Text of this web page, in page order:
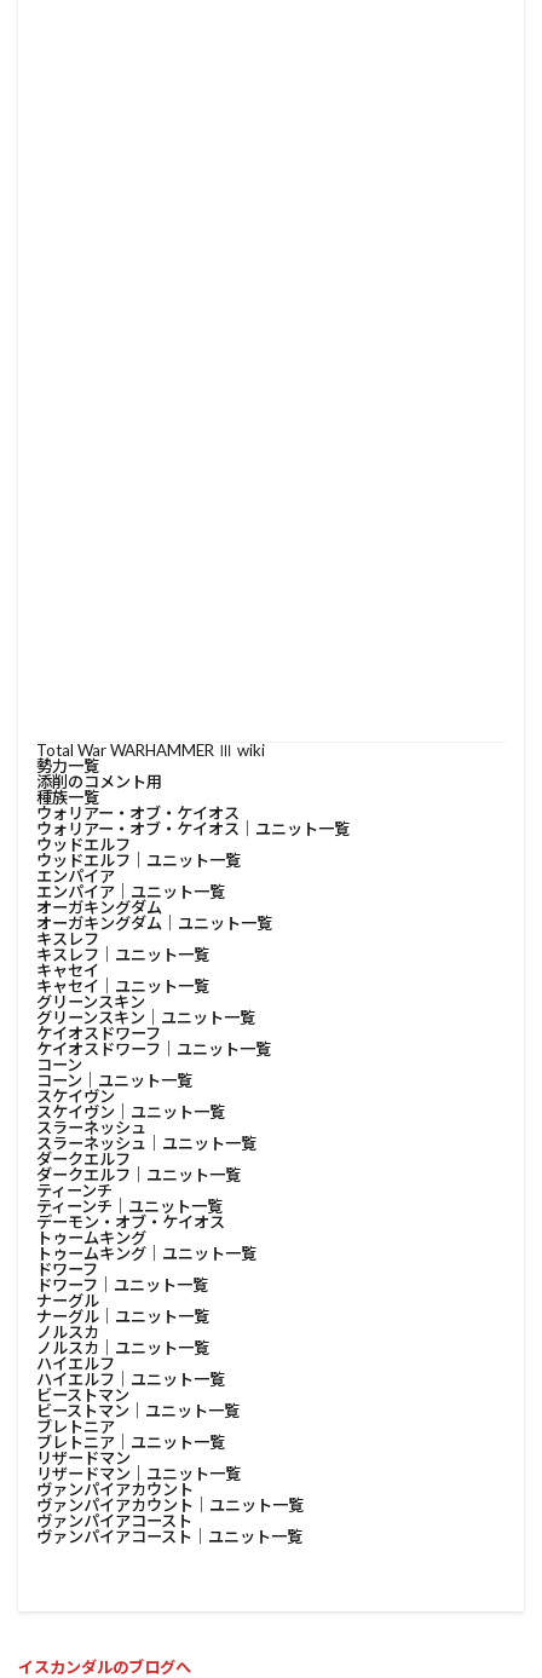
Total War WARHAMMER Ⅲ wiki
勢力一覧
添削のコメント用
種族一覧
ウォリアー・オブ・ケイオス
ウォリアー・オブ・ケイオス│ユニット一覧
ウッドエルフ
ウッドエルフ│ユニット一覧
エンパイア
エンパイア│ユニット一覧
オーガキングダム
オーガキングダム│ユニット一覧
キスレフ
キスレフ│ユニット一覧
キャセイ
キャセイ│ユニット一覧
グリーンスキン
グリーンスキン│ユニット一覧
ケイオスドワーフ
ケイオスドワーフ│ユニット一覧
コーン
コーン│ユニット一覧
スケイヴン
スケイヴン│ユニット一覧
スラーネッシュ
スラーネッシュ│ユニット一覧
ダークエルフ
ダークエルフ│ユニット一覧
ティーンチ
ティーンチ│ユニット一覧
デーモン・オブ・ケイオス
トゥームキング
トゥームキング│ユニット一覧
ドワーフ
ドワーフ│ユニット一覧
ナーグル
ナーグル│ユニット一覧
ノルスカ
ノルスカ│ユニット一覧
ハイエルフ
ハイエルフ│ユニット一覧
ビーストマン
ビーストマン│ユニット一覧
ブレトニア
ブレトニア│ユニット一覧
リザードマン
リザードマン│ユニット一覧
ヴァンパイアカウント
ヴァンパイアカウント│ユニット一覧
ヴァンパイアコースト
ヴァンパイアコースト│ユニット一覧
イスカンダルのブログへ